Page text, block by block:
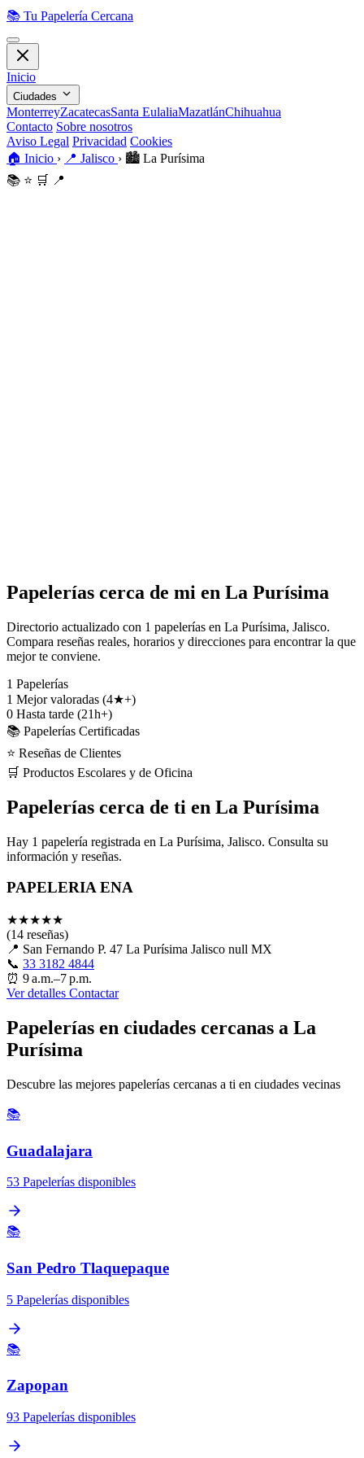
📚 Tu Papelería Cercana
Inicio
Ciudades
MonterreyZacatecasSanta EulaliaMazatlánChihuahua
Contacto Sobre nosotros
Aviso Legal Privacidad Cookies
🏠 Inicio › 📍 Jalisco › 🏙️ La Purísima
📚 ⭐ 🛒 📍
Papelerías cerca de mi en La Purísima
Directorio actualizado con 1 papelerías en La Purísima, Jalisco.
Compara reseñas reales, horarios y direcciones para encontrar la que
mejor te conviene.
1 Papelerías
1 Mejor valoradas (4★+)
0 Hasta tarde (21h+)
📚 Papelerías Certificadas
⭐ Reseñas de Clientes
🛒 Productos Escolares y de Oficina
Papelerías cerca de ti en La Purísima
Hay 1 papelería registrada en La Purísima, Jalisco. Consulta su
información y reseñas.
PAPELERIA ENA
★★★★★
(14 reseñas)
📍 San Fernando P. 47 La Purísima Jalisco null MX
📞 33 3182 4844
⏰ 9 a.m.–7 p.m.
Ver detalles Contactar
Papelerías en ciudades cercanas a La
Purísima
Descubre las mejores papelerías cercanas a ti en ciudades vecinas
📚
Guadalajara
53 Papelerías disponibles
📚
San Pedro Tlaquepaque
5 Papelerías disponibles
📚
Zapopan
93 Papelerías disponibles